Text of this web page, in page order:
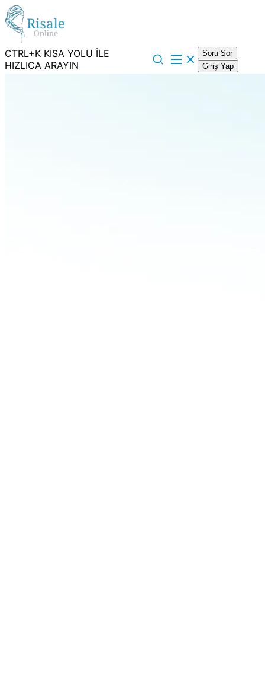
CTRL+K KISA YOLU İLE
HIZLICA ARAYIN
Soru Sor
Giriş Yap